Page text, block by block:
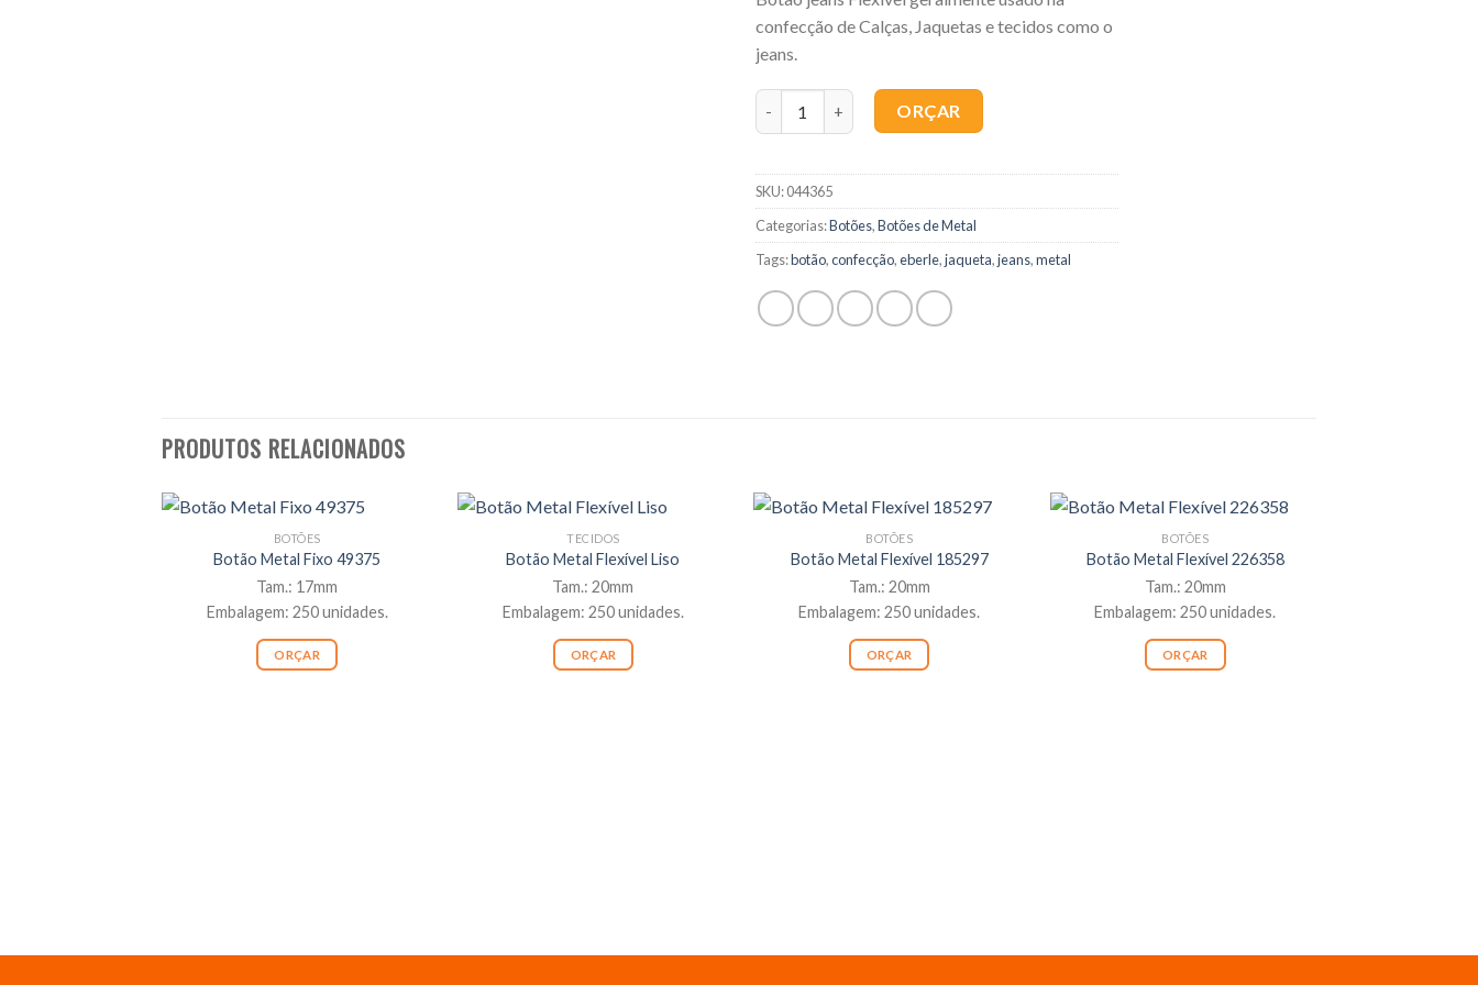
confecção de Calças, Jaquetas e tecidos como o
jeans.
ORÇAR
SKU:044365
Categorias:Botões,Botões de Metal
Tags:botão,confecção,eberle,jaqueta,jeans,metal
PRODUTOS RELACIONADOS
BOTÕES
Botão Metal Fixo 49375
Tam.: 17mm
Embalagem: 250 unidades.
ORÇAR
TECIDOS
Botão Metal Flexível Liso
Tam.: 20mm
Embalagem: 250 unidades.
ORÇAR
BOTÕES
Botão Metal Flexível 185297
Tam.: 20mm
Embalagem: 250 unidades.
ORÇAR
BOTÕES
Botão Metal Flexível 226358
Tam.: 20mm
Embalagem: 250 unidades.
ORÇAR